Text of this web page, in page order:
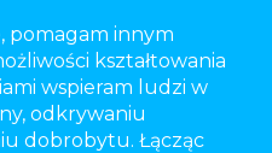
pomagam innym
kształtowania
wspieram ludzi w
odkrywaniu
dobrobytu. Łącząc